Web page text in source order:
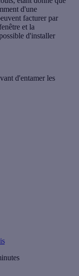
d'une
facturer par
et la
d'installer
d'entamer les